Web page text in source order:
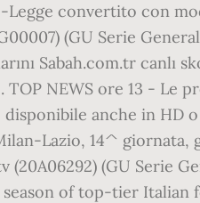
convertito con
(GU Serie
Sabah.com.tr canlı
NEWS ore 13 - Le
anche in HD
Lazio, 14^
(GU Serie
season of top-tier